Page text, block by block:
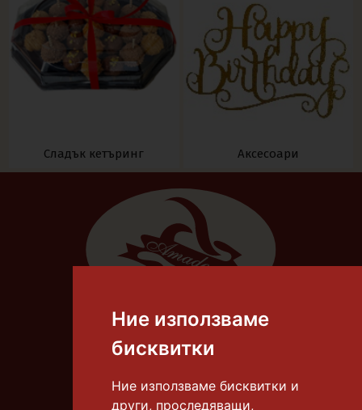
Ние използваме
бисквитки
Ние използваме бисквитки и
други, проследяващи,
Сладък кетъринг Аксесоари
Тел.:087 8306 668
E-mail:info@tortiamadeus.com